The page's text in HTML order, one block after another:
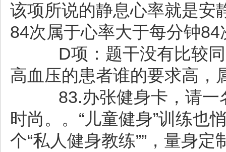
该项所说的静息心率就是安
84次属于心率大于每分钟
D项：题干没有比较同
高血压的患者谁的要求高，
83.办张健身卡，请一
时尚。。“儿童健身”训练也
个“私人健身教练””，量身